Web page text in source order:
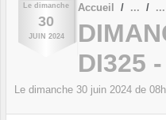
Le dimanche
30
JUIN 2024
Accueil
DI325
Le dimanche 30 juin 2024 de